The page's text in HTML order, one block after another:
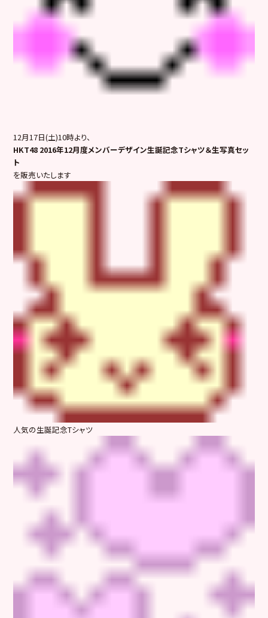
12月17日(土)10時より、
HKT48 2016年12月度メンバーデザイン生誕記念Tシャツ＆生写真セッ
ト
を販売いたします
人気の生誕記念Tシャツ